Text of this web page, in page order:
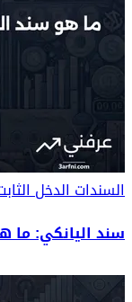
السنداتالدخل
سند اليانكي: ما